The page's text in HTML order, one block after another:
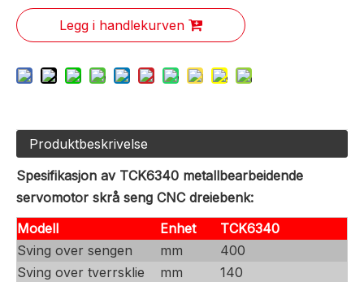
Legg i handlekurven
Produktbeskrivelse
Spesifikasjon av TCK6340 metallbearbeidende
servomotor skrå seng CNC dreiebenk:
Modell
Enhet
TCK6340
Sving over sengen
mm
400
Sving over tverrsklie
mm
140